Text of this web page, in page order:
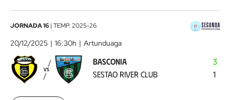
Basconia
-
Sestao
River
Club2025-
JORNADA 16 | TEMP. 2025-26
20/12/2025 16:30h Artunduaga
VS
BASCONIA
SESTAO RIVER CLUB
3
1